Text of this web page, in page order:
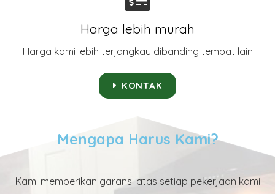
Harga lebih murah
Harga kami lebih terjangkau dibanding tempat lain
KONTAK
Mengapa Harus Kami?
Kami memberikan garansi atas setiap pekerjaan kami